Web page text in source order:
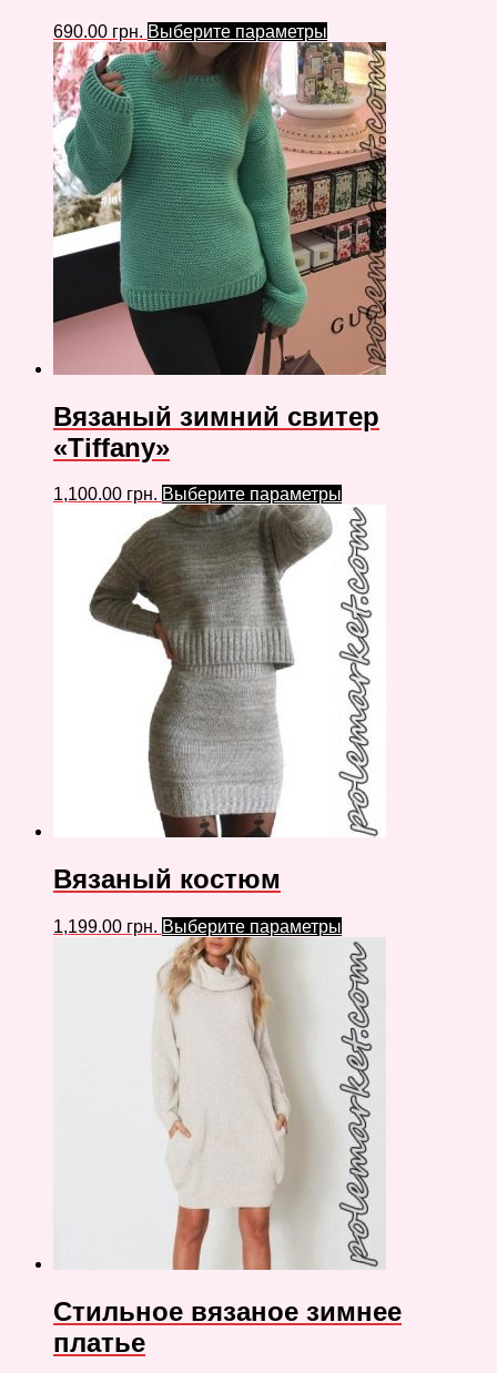
690.00 грн. Выберите параметры
Вязаный зимний свитер
«Tiffany»
1,100.00 грн. Выберите параметры
Вязаный костюм
1,199.00 грн. Выберите параметры
Стильное вязаное зимнее
платье